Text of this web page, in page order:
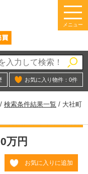
メニュー
お気に入り物件： 0件
検索条件結果一覧 / 大社町
万円
お気に入りに追加